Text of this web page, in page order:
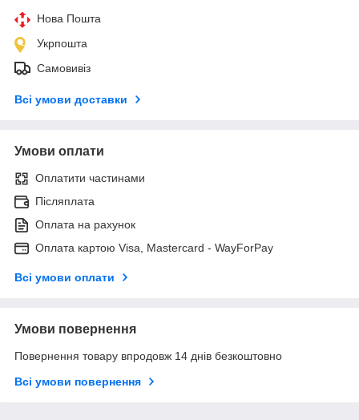
Нова Пошта
Укрпошта
Самовивіз
Всі умови доставки
Умови оплати
Оплатити частинами
Післяплата
Оплата на рахунок
Оплата картою Visa, Mastercard - WayForPay
Всі умови оплати
Умови повернення
Повернення товару впродовж 14 днів безкоштовно
Всі умови повернення